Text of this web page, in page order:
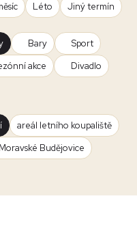
Léto Jiný termín
Bary
Sport
akce
Divadlo
areál letního koupaliště
Budějovice